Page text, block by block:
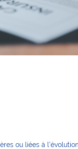
ou liées à